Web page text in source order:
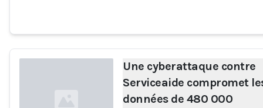
Une cyberattaque contre
Serviceaide compromet
données de 480 000